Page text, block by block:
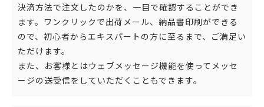
決済方法で注文したのかを、一目で確認することができ
ます。ワンクリックで出荷メール、納品書印刷ができる
ので、初心者からエキスパートの方に至るまで、ご満足い
ただけます。
また、お客様とはウェブメッセージ機能を使ってメッセ
ージの送受信をしていただくこともできます。